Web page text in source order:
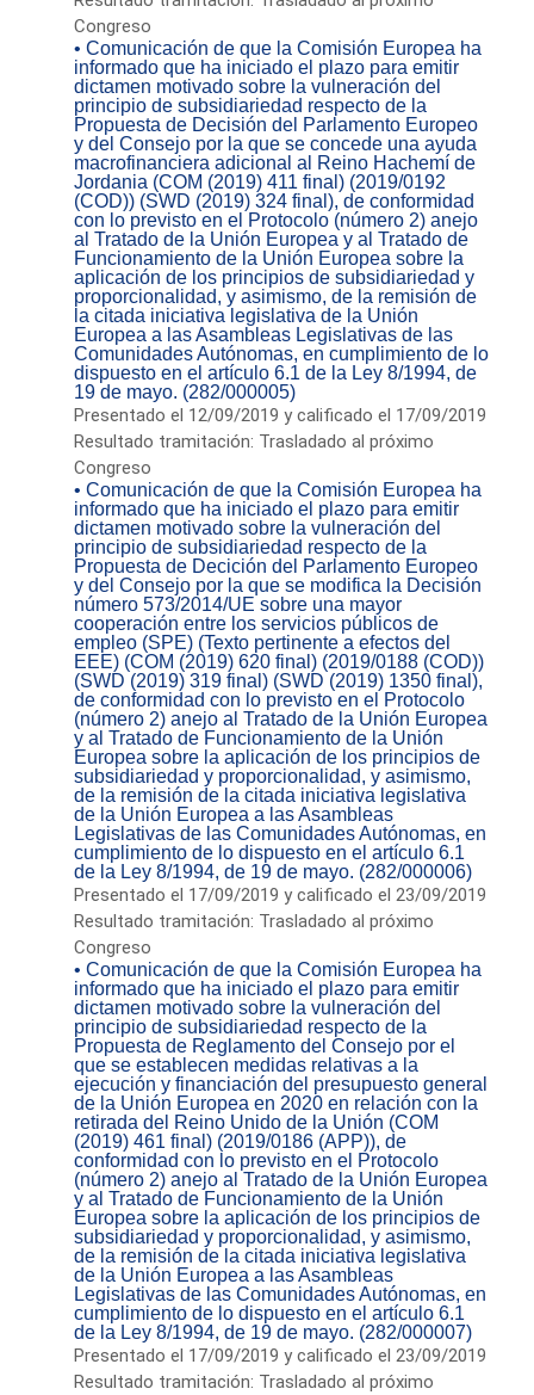
Congreso
• Comunicación de que la Comisión Europea ha
informado que ha iniciado el plazo para emitir
dictamen motivado sobre la vulneración del
principio de subsidiariedad respecto de la
Propuesta de Decisión del Parlamento Europeo
y del Consejo por la que se concede una ayuda
macrofinanciera adicional al Reino Hachemí de
Jordania (COM (2019) 411 final) (2019/0192
(COD)) (SWD (2019) 324 final), de conformidad
con lo previsto en el Protocolo (número 2) anejo
al Tratado de la Unión Europea y al Tratado de
Funcionamiento de la Unión Europea sobre la
aplicación de los principios de subsidiariedad y
proporcionalidad, y asimismo, de la remisión de
la citada iniciativa legislativa de la Unión
Europea a las Asambleas Legislativas de las
Comunidades Autónomas, en cumplimiento de lo
dispuesto en el artículo 6.1 de la Ley 8/1994, de
19 de mayo. (282/000005)
Presentado el 12/09/2019 y calificado el 17/09/2019
Resultado tramitación: Trasladado al próximo
Congreso
• Comunicación de que la Comisión Europea ha
informado que ha iniciado el plazo para emitir
dictamen motivado sobre la vulneración del
principio de subsidiariedad respecto de la
Propuesta de Decición del Parlamento Europeo
y del Consejo por la que se modifica la Decisión
número 573/2014/UE sobre una mayor
cooperación entre los servicios públicos de
empleo (SPE) (Texto pertinente a efectos del
EEE) (COM (2019) 620 final) (2019/0188 (COD))
(SWD (2019) 319 final) (SWD (2019) 1350 final),
de conformidad con lo previsto en el Protocolo
(número 2) anejo al Tratado de la Unión Europea
y al Tratado de Funcionamiento de la Unión
Europea sobre la aplicación de los principios de
subsidiariedad y proporcionalidad, y asimismo,
de la remisión de la citada iniciativa legislativa
de la Unión Europea a las Asambleas
Legislativas de las Comunidades Autónomas, en
cumplimiento de lo dispuesto en el artículo 6.1
de la Ley 8/1994, de 19 de mayo. (282/000006)
Presentado el 17/09/2019 y calificado el 23/09/2019
Resultado tramitación: Trasladado al próximo
Congreso
• Comunicación de que la Comisión Europea ha
informado que ha iniciado el plazo para emitir
dictamen motivado sobre la vulneración del
principio de subsidiariedad respecto de la
Propuesta de Reglamento del Consejo por el
que se establecen medidas relativas a la
ejecución y financiación del presupuesto general
de la Unión Europea en 2020 en relación con la
retirada del Reino Unido de la Unión (COM
(2019) 461 final) (2019/0186 (APP)), de
conformidad con lo previsto en el Protocolo
(número 2) anejo al Tratado de la Unión Europea
y al Tratado de Funcionamiento de la Unión
Europea sobre la aplicación de los principios de
subsidiariedad y proporcionalidad, y asimismo,
de la remisión de la citada iniciativa legislativa
de la Unión Europea a las Asambleas
Legislativas de las Comunidades Autónomas, en
cumplimiento de lo dispuesto en el artículo 6.1
de la Ley 8/1994, de 19 de mayo. (282/000007)
Presentado el 17/09/2019 y calificado el 23/09/2019
Resultado tramitación: Trasladado al próximo